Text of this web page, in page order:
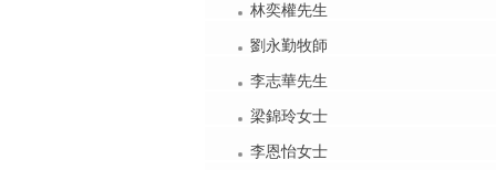
林奕權先生
劉永勤牧師
李志華先生
梁錦玲女士
李恩怡女士